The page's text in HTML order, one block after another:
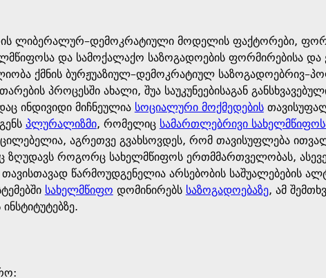
ლიბერალურ–დემოკრატიული მოდელის ფაქტორები,
და სამოქალაქო საზოგადოების ფორმირებისა და
ქმნის ბურჟუაზიულ–დემოკრატიულ
პროცესში ახალი, შუა საუკუნეებისაგან
ინდივიდი მიჩნეულია სოციალური მოქმედების
პლურალიზმი, რომელიც სამართლებრივი
აგრეთვე გვახსოვდეს, რომ თავისუფლება
ზღუდავს როგორც სახელმწიფოს ერთმმართველობას,
წარმოუდგენელია არსებობის საშუალებების
სახელმწიფო დომინირებს საზოგადოებაზე, ამ